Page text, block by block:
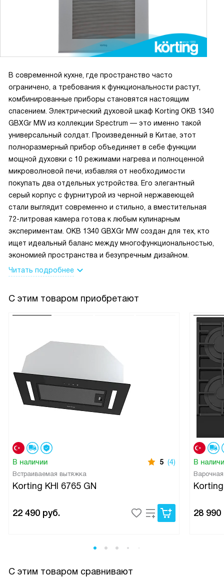
В современной кухне, где пространство часто
ограничено, а требования к функциональности растут,
комбинированные приборы становятся настоящим
спасением. Электрический духовой шкаф Korting OKB 1340
GBXGr MW из коллекции Spectrum — это именно такой
универсальный солдат. Произведенный в Китае, этот
полноразмерный прибор объединяет в себе функции
мощной духовки с 10 режимами нагрева и полноценной
микроволновой печи, избавляя от необходимости
покупать два отдельных устройства. Его элегантный
серый корпус с фурнитурой из черной нержавеющей
стали выглядит современно и стильно, а вместительная
72-литровая камера готова к любым кулинарным
экспериментам. OKB 1340 GBXGr MW создан для тех, кто
ищет идеальный баланс между многофункциональностью,
экономией пространства и безупречным дизайном.
Читать подробнее
С этим товаром приобретают
В наличии 5 (4)
Встраиваемая вытяжка
Korting KHI 6765 GN
22 490 руб.
В
28 990
С этим товаром сравнивают